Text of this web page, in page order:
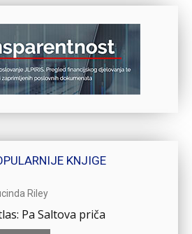
KNJIGE
Riley
Pa Saltova priča